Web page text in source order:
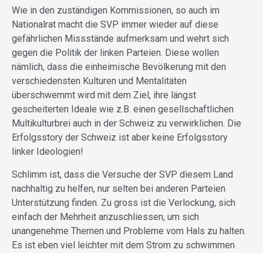
Wie in den zuständigen Kommissionen, so auch im
Nationalrat macht die SVP immer wieder auf diese
gefährlichen Missstände aufmerksam und wehrt sich
gegen die Politik der linken Parteien. Diese wollen
nämlich, dass die einheimische Bevölkerung mit den
verschiedensten Kulturen und Mentalitäten
überschwemmt wird mit dem Ziel, ihre längst
gescheiterten Ideale wie z.B. einen gesellschaftlichen
Multikulturbrei auch in der Schweiz zu verwirklichen. Die
Erfolgsstory der Schweiz ist aber keine Erfolgsstory
linker Ideologien!
Schlimm ist, dass die Versuche der SVP diesem Land
nachhaltig zu helfen, nur selten bei anderen Parteien
Unterstützung finden. Zu gross ist die Verlockung, sich
einfach der Mehrheit anzuschliessen, um sich
unangenehme Themen und Probleme vom Hals zu halten.
Es ist eben viel leichter mit dem Strom zu schwimmen